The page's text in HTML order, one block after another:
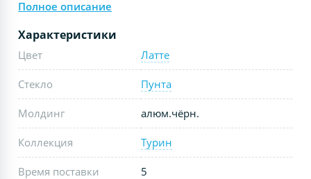
Полное описание
Характеристики
Цвет Латте
Стекло Пунта
Молдинг алюм.чёрн.
Коллекция Турин
Время поставки 5